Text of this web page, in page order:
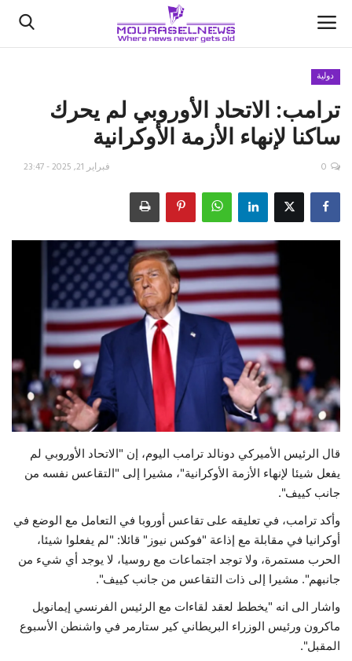
الأخبار
كتّابنا
اقتصاد
علوم وتكنولوجيا
حياة
دولية
ترامب: الاتحاد الأوروبي لم يحرك
ساكنا لإنهاء الأزمة الأوكرانية
فبراير 21, 2025 - 23:47 0
قال الرئيس الأميركي دونالد ترامب اليوم، إن "الاتحاد الأوروبي لم
يفعل شيئا لإنهاء الأزمة الأوكرانية"، مشيرا إلى "التقاعس نفسه من
جانب كييف".
وأكد ترامب، في تعليقه على تقاعس أوروبا في التعامل مع الوضع في
أوكرانيا في مقابلة مع إذاعة "فوكس نيوز" قائلا: "لم يفعلوا شيئا،
الحرب مستمرة، ولا توجد اجتماعات مع روسيا، لا يوجد أي شيء من
جانبهم". مشيرا إلى ذات التقاعس من جانب كييف".
واشار الى انه "يخطط لعقد لقاءات مع الرئيس الفرنسي إيمانويل
ماكرون ورئيس الوزراء البريطاني كير ستارمر في واشنطن الأسبوع
المقبل".